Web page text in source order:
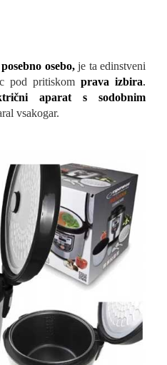
osebo,je ta edinstveni
pod pritiskom prava izbira.
aparat s sodobnim
vsakogar.